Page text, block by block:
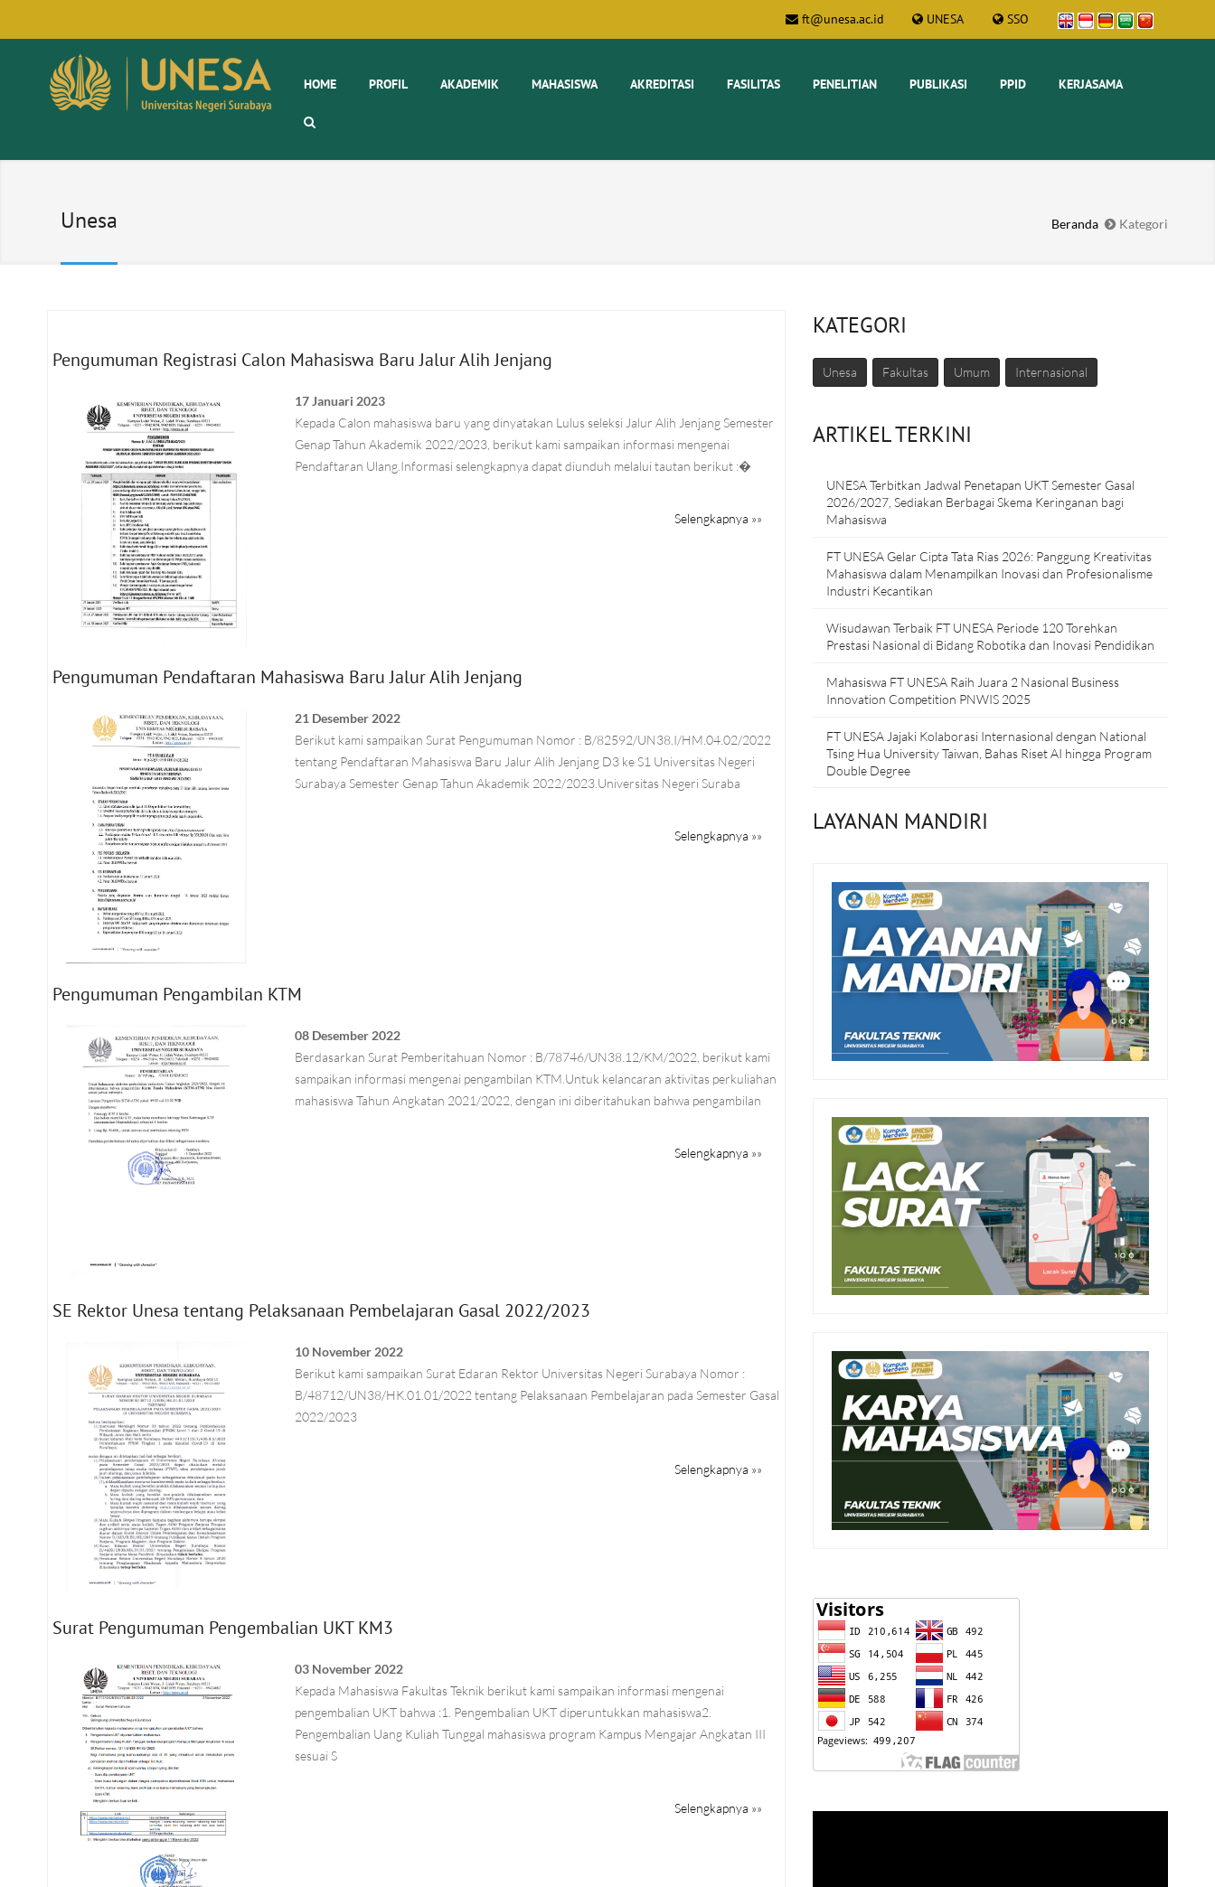
UNESA SSO
ft@unesa.ac.id
HOME PROFIL AKADEMIK MAHASISWA AKREDITASI FASILITAS PENELITIAN PUBLIKASI PPID KERJASAMA
Unesa Beranda Kategori
Pengumuman Registrasi Calon Mahasiswa Baru Jalur Alih Jenjang
17 Januari 2023
Kepada Calon mahasiswa baru yang dinyatakan Lulus seleksi Jalur Alih Jenjang Semester
Genap Tahun Akademik 2022/2023, berikut kami sampaikan informasi mengenai
Pendaftaran Ulang.Informasi selengkapnya dapat diunduh melalui tautan berikut :�
Selengkapnya »»
Pengumuman Pendaftaran Mahasiswa Baru Jalur Alih Jenjang
21 Desember 2022
Berikut kami sampaikan Surat Pengumuman Nomor : B/82592/UN38.I/HM.04.02/2022
tentang Pendaftaran Mahasiswa Baru Jalur Alih Jenjang D3 ke S1 Universitas Negeri
Surabaya Semester Genap Tahun Akademik 2022/2023.Universitas Negeri Suraba
Selengkapnya »»
Pengumuman Pengambilan KTM
08 Desember 2022
Berdasarkan Surat Pemberitahuan Nomor : B/78746/UN38.12/KM/2022, berikut kami
sampaikan informasi mengenai pengambilan KTM.Untuk kelancaran aktivitas perkuliahan
mahasiswa Tahun Angkatan 2021/2022, dengan ini diberitahukan bahwa pengambilan
Selengkapnya »»
SE Rektor Unesa tentang Pelaksanaan Pembelajaran Gasal 2022/2023
10 November 2022
Berikut kami sampaikan Surat Edaran Rektor Universitas Negeri Surabaya Nomor :
B/48712/UN38/HK.01.01/2022 tentang Pelaksanaan Pembelajaran pada Semester Gasal
2022/2023
Selengkapnya »»
Surat Pengumuman Pengembalian UKT KM3
03 November 2022
Kepada Mahasiswa Fakultas Teknik berikut kami sampaikan informasi mengenai
pengembalian UKT bahwa :1. Pengembalian UKT diperuntukkan mahasiswa2.
Pengembalian Uang Kuliah Tunggal mahasiswa program Kampus Mengajar Angkatan III
sesuai S
Selengkapnya »»
KATEGORI
Unesa Fakultas Umum Internasional
ARTIKEL TERKINI
UNESA Terbitkan Jadwal Penetapan UKT Semester Gasal
2026/2027, Sediakan Berbagai Skema Keringanan bagi
Mahasiswa
FT UNESA Gelar Cipta Tata Rias 2026: Panggung Kreativitas
Mahasiswa dalam Menampilkan Inovasi dan Profesionalisme
Industri Kecantikan
Wisudawan Terbaik FT UNESA Periode 120 Torehkan
Prestasi Nasional di Bidang Robotika dan Inovasi Pendidikan
Mahasiswa FT UNESA Raih Juara 2 Nasional Business
Innovation Competition PNWIS 2025
FT UNESA Jajaki Kolaborasi Internasional dengan National
Tsing Hua University Taiwan, Bahas Riset AI hingga Program
Double Degree
LAYANAN MANDIRI